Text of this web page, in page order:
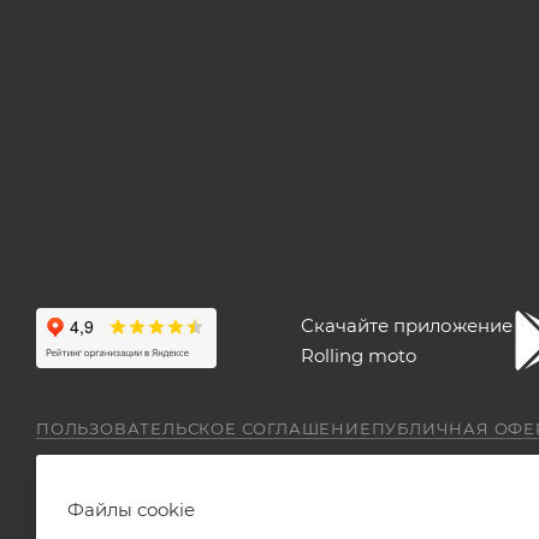
Скачайте приложение
Rolling moto
ПОЛЬЗОВАТЕЛЬСКОЕ СОГЛАШЕНИЕПУБЛИЧНАЯ
Файлы cookie